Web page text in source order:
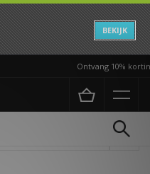
BEKIJK
Ontvang 10%